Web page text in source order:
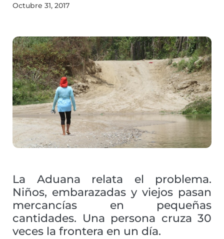
Octubre 31, 2017
La Aduana relata el problema.
Niños, embarazadas y viejos pasan
mercancías en pequeñas
cantidades. Una persona cruza 30
veces la frontera en un día.